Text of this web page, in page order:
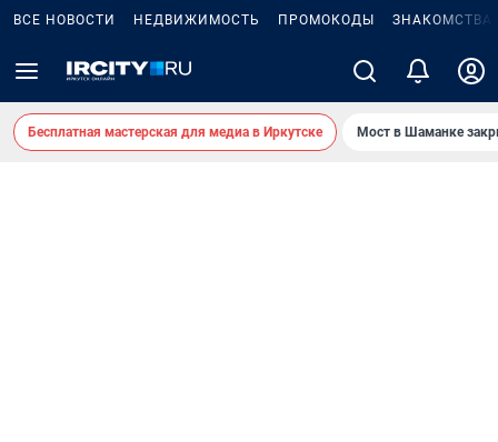
ВСЕ НОВОСТИ НЕДВИЖИМОСТЬ ПРОМОКОДЫ ЗНАКОМСТВА
Бесплатная мастерская для медиа в Иркутске Мост в Шаманке